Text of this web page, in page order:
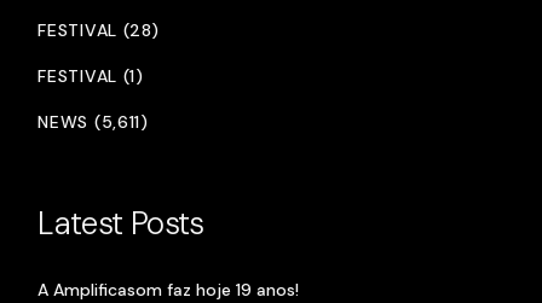
FESTIVAL (28)
FESTIVAL (1)
NEWS (5,611)
Latest Posts
A Amplificasom faz hoje 19 anos!